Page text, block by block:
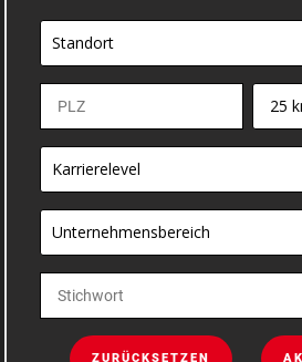
Standort
25
Karrierelevel
Unternehmensbereich
ZURÜCKSETZEN